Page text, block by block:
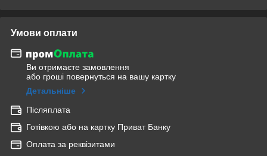
Умови оплати
Ви отримаєте замовлення
або гроші повернуться на вашу картку
Детальніше
Післяплата
Готівкою або на картку Приват Банку
Оплата за реквізитами